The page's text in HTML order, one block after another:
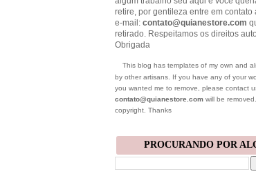
retire, por gentileza entre em contato
e-mail: contato@quianestore.com
retirado. Respeitamos os direitos
Obrigada
This blog has templates of my own and
by other artisans. If you have any of your
you wanted me to remove, please contact
contato@quianestore.com will be
copyright. Thanks
PROCURANDO POR